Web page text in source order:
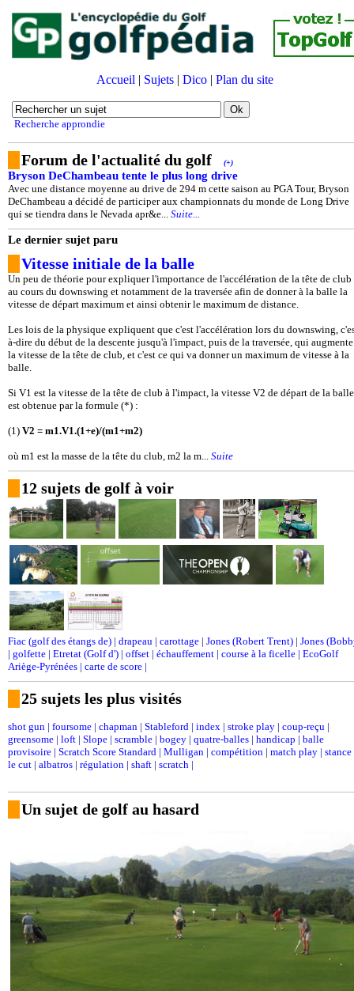
Accueil | Sujets | Dico | Plan du site
Recherche approndie
Forum de l'actualité du golf (+)
Bryson DeChambeau tente le plus long drive
Avec une distance moyenne au drive de 294 m cette saison au PGA Tour, Bryson
DeChambeau a décidé de participer aux championnats du monde de Long Drive
qui se tiendra dans le Nevada apr&e... Suite...
Le dernier sujet paru
Vitesse initiale de la balle
Un peu de théorie pour expliquer l'importance de l'accélération de la tête de club
au cours du downswing et notamment de la traversée afin de donner à la balle la
vitesse de départ maximum et ainsi obtenir le maximum de distance.
Les lois de la physique expliquent que c'est l'accélération lors du downswing,
à-dire du début de la descente jusqu'à l'impact, puis de la traversée, qui augmente
la vitesse de la tête de club, et c'est ce qui va donner un maximum de vitesse à la
balle.
Si V1 est la vitesse de la tête de club à l'impact, la vitesse V2 de départ de la balle
est obtenue par la formule (*) :
(1) V2 = m1.V1.(1+e)/(m1+m2)
où m1 est la masse de la tête du club, m2 la m... Suite
12 sujets de golf à voir
Fiac (golf des étangs de) | drapeau | carottage | Jones (Robert Trent) | Jones
| golfette | Etretat (Golf d') | offset | échauffement | course à la ficelle | EcoGolf
Ariège-Pyrénées | carte de score |
25 sujets les plus visités
shot gun | foursome | chapman | Stableford | index | stroke play | coup-reçu |
greensome | loft | Slope | scramble | bogey | quatre-balles | handicap | balle
provisoire | Scratch Score Standard | Mulligan | compétition | match play | stance
le cut | albatros | régulation | shaft | scratch |
Un sujet de golf au hasard